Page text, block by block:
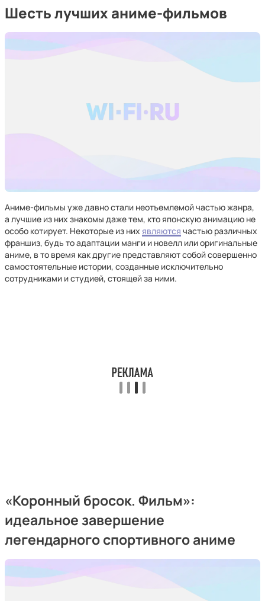
Шесть лучших аниме-фильмов
Аниме-фильмы уже давно стали неотъемлемой частью жанра,
а лучшие из них знакомы даже тем, кто японскую анимацию не
особо котирует. Некоторые из них являются частью различных
франшиз, будь то адаптации манги и новелл или оригинальные
аниме, в то время как другие представляют собой совершенно
самостоятельные истории, созданные исключительно
сотрудниками и студией, стоящей за ними.
«Коронный бросок. Фильм»:
идеальное завершение
легендарного спортивного аниме